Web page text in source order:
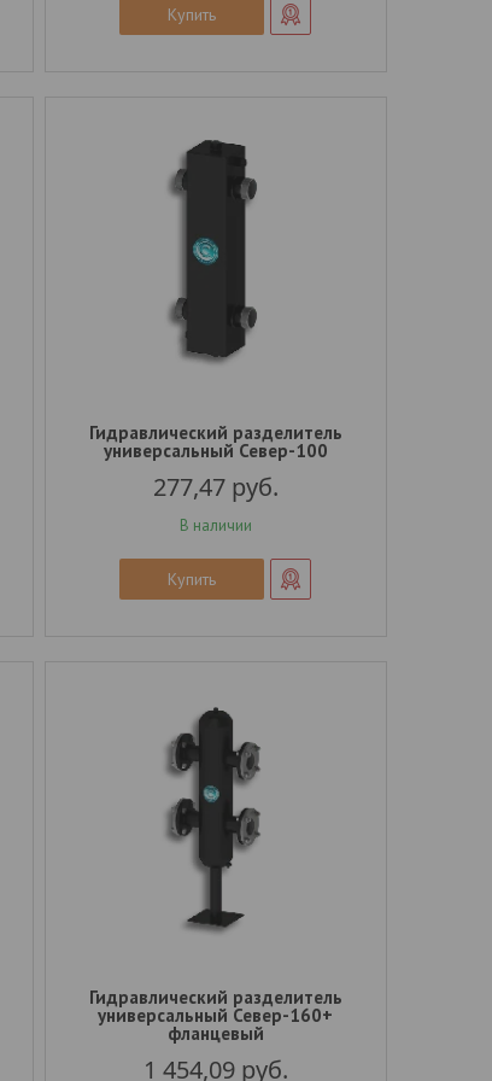
Купить
Гидравлический разделитель
универсальный Север-100
277,47 руб.
В наличии
Купить
Гидравлический разделитель
универсальный Север-160+
фланцевый
1 454,09 руб.